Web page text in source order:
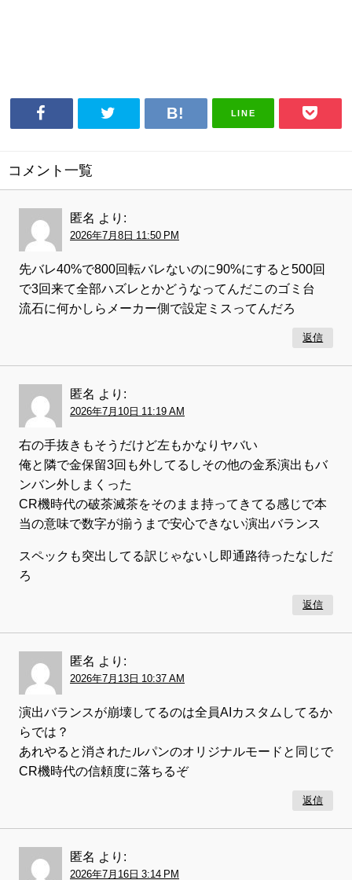
LINE
コメント一覧
匿名 より:
2026年7月8日 11:50 PM
先バレ40%で800回転バレないのに90%にすると500回
で3回来て全部ハズレとかどうなってんだこのゴミ台
流石に何かしらメーカー側で設定ミスってんだろ
返信
匿名 より:
2026年7月10日 11:19 AM
右の手抜きもそうだけど左もかなりヤバい
俺と隣で金保留3回も外してるしその他の金系演出もバ
ンバン外しまくった
CR機時代の破茶滅茶をそのまま持ってきてる感じで本
当の意味で数字が揃うまで安心できない演出バランス
スペックも突出してる訳じゃないし即通路待ったなしだ
ろ
返信
匿名 より:
2026年7月13日 10:37 AM
演出バランスが崩壊してるのは全員AIカスタムしてるか
らでは？
あれやると消されたルパンのオリジナルモードと同じで
CR機時代の信頼度に落ちるぞ
返信
匿名 より:
2026年7月16日 3:14 PM